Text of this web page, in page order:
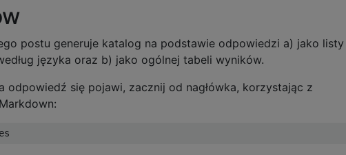
postu generuje katalog na podstawie odpowiedzi a) jako listy
języka oraz b) jako ogólnej tabeli wyników.
odpowiedź się pojawi, zacznij od nagłówka, korzystając z